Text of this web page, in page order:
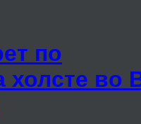
по
во